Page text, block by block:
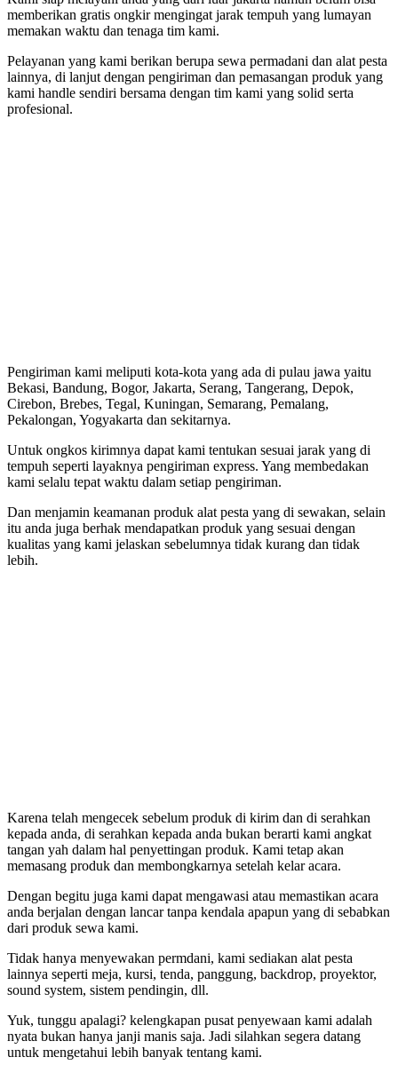
memberikan gratis ongkir mengingat jarak tempuh yang lumayan
memakan waktu dan tenaga tim kami.
Pelayanan yang kami berikan berupa sewa permadani dan alat pesta
lainnya, di lanjut dengan pengiriman dan pemasangan produk yang
kami handle sendiri bersama dengan tim kami yang solid serta
profesional.
Pengiriman kami meliputi kota-kota yang ada di pulau jawa yaitu
Bekasi, Bandung, Bogor, Jakarta, Serang, Tangerang, Depok,
Cirebon, Brebes, Tegal, Kuningan, Semarang, Pemalang,
Pekalongan, Yogyakarta dan sekitarnya.
Untuk ongkos kirimnya dapat kami tentukan sesuai jarak yang di
tempuh seperti layaknya pengiriman express. Yang membedakan
kami selalu tepat waktu dalam setiap pengiriman.
Dan menjamin keamanan produk alat pesta yang di sewakan, selain
itu anda juga berhak mendapatkan produk yang sesuai dengan
kualitas yang kami jelaskan sebelumnya tidak kurang dan tidak
lebih.
Karena telah mengecek sebelum produk di kirim dan di serahkan
kepada anda, di serahkan kepada anda bukan berarti kami angkat
tangan yah dalam hal penyettingan produk. Kami tetap akan
memasang produk dan membongkarnya setelah kelar acara.
Dengan begitu juga kami dapat mengawasi atau memastikan acara
anda berjalan dengan lancar tanpa kendala apapun yang di sebabkan
dari produk sewa kami.
Tidak hanya menyewakan permdani, kami sediakan alat pesta
lainnya seperti meja, kursi, tenda, panggung, backdrop, proyektor,
sound system, sistem pendingin, dll.
Yuk, tunggu apalagi? kelengkapan pusat penyewaan kami adalah
nyata bukan hanya janji manis saja. Jadi silahkan segera datang
untuk mengetahui lebih banyak tentang kami.